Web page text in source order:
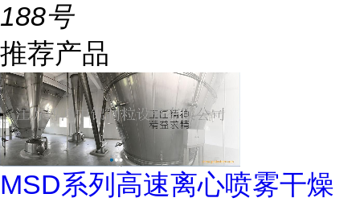
188号
推荐产品
MSD系列高速离心喷雾干燥